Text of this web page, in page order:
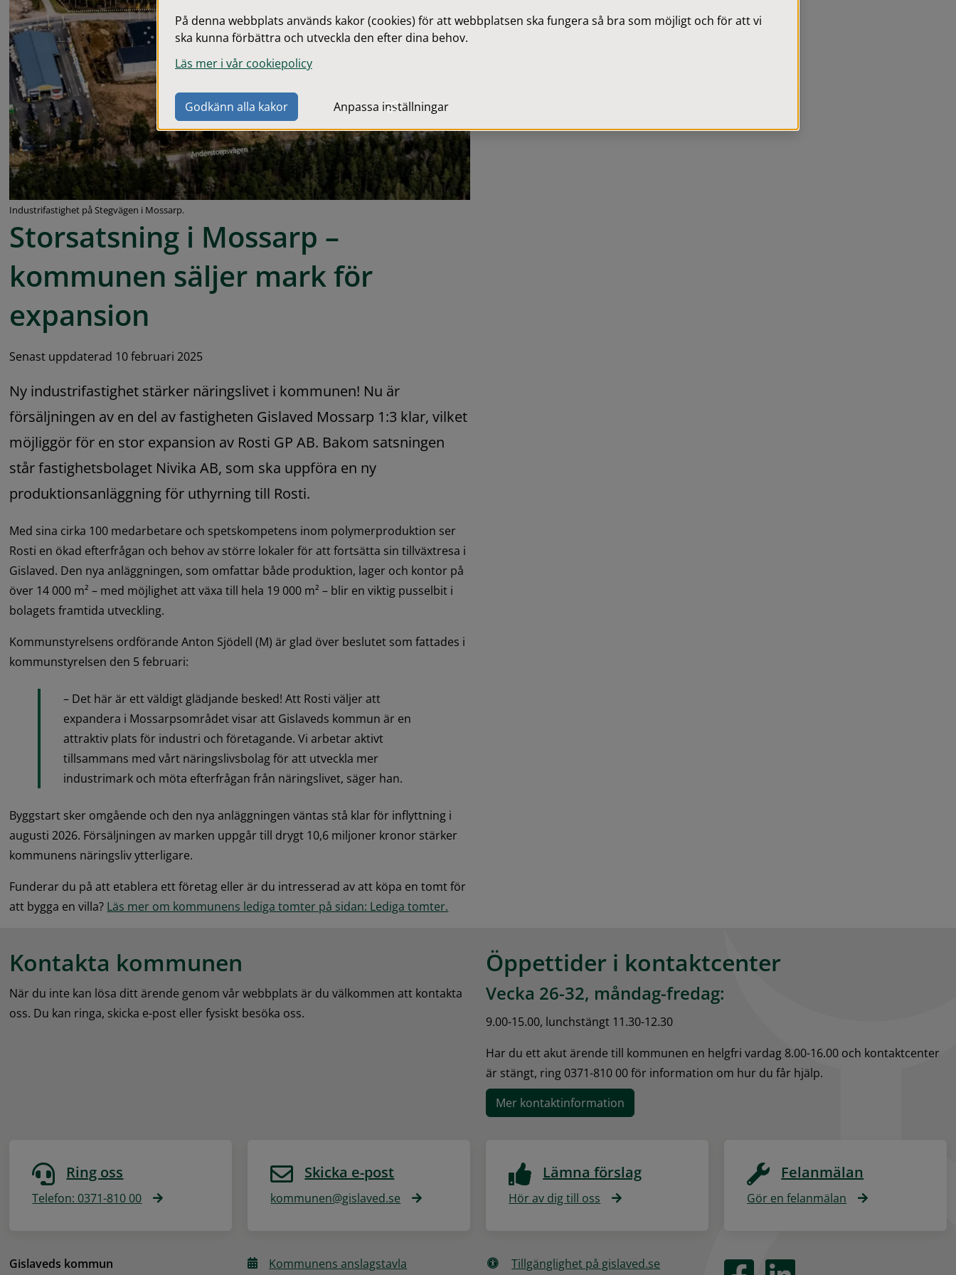
Industrifastighet på Stegvägen i Mossarp.
Storsatsning i Mossarp –
kommunen säljer mark för
expansion
Senast uppdaterad 10 februari 2025
Ny industrifastighet stärker näringslivet i kommunen! Nu är
försäljningen av en del av fastigheten Gislaved Mossarp 1:3 klar, vilket
möjliggör för en stor expansion av Rosti GP AB. Bakom satsningen
står fastighetsbolaget Nivika AB, som ska uppföra en ny
produktionsanläggning för uthyrning till Rosti.
Med sina cirka 100 medarbetare och spetskompetens inom polymerproduktion ser
Rosti en ökad efterfrågan och behov av större lokaler för att fortsätta sin tillväxtresa i
Gislaved. Den nya anläggningen, som omfattar både produktion, lager och kontor på
över 14 000 m² – med möjlighet att växa till hela 19 000 m² – blir en viktig pusselbit i
bolagets framtida utveckling.
Kommunstyrelsens ordförande Anton Sjödell (M) är glad över beslutet som fattades i
kommunstyrelsen den 5 februari:
– Det här är ett väldigt glädjande besked! Att Rosti väljer att
expandera i Mossarpsområdet visar att Gislaveds kommun är en
attraktiv plats för industri och företagande. Vi arbetar aktivt
tillsammans med vårt näringslivsbolag för att utveckla mer
industrimark och möta efterfrågan från näringslivet, säger han.
Byggstart sker omgående och den nya anläggningen väntas stå klar för inflyttning i
augusti 2026. Försäljningen av marken uppgår till drygt 10,6 miljoner kronor stärker
kommunens näringsliv ytterligare.
Funderar du på att etablera ett företag eller är du intresserad av att köpa en tomt för
att bygga en villa? Läs mer om kommunens lediga tomter på sidan: Lediga tomter.
Kontakta kommunen
När du inte kan lösa ditt ärende genom vår webbplats är du välkommen att kontakta
oss. Du kan ringa, skicka e-post eller fysiskt besöka oss.
Öppettider i kontaktcenter
Vecka 26-32, måndag-fredag:
9.00-15.00, lunchstängt 11.30-12.30
Har du ett akut ärende till kommunen en helgfri vardag 8.00-16.00 och kontaktcenter
är stängt, ring 0371-810 00 för information om hur du får hjälp.
Mer kontaktinformation
Ring oss
Telefon: 0371-810 00
Skicka e-post
kommunen@gislaved.se
Lämna förslag
Hör av dig till oss
Felanmälan
Gör en felanmälan
Gislaveds kommun Kommunens anslagstavla Tillgänglighet på gislaved.se
På denna webbplats används kakor (cookies) för att webbplatsen ska fungera så bra som möjligt och för att vi
ska kunna förbättra och utveckla den efter dina behov.
Läs mer i vår cookiepolicy
Godkänn alla kakor Anpassa inställningar